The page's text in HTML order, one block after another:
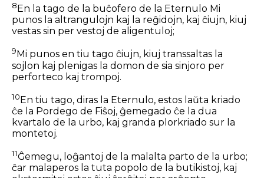
8 En la tago de la buĉofero de la Eternulo Mi
punos la altrangulojn kaj la reĝidojn, kaj ĉiujn, kiuj
vestas sin per vestoj de aligentuloj;
9 Mi punos en tiu tago ĉiujn, kiuj transsaltas la
sojlon kaj plenigas la domon de sia sinjoro per
perforteco kaj trompoj.
10En tiu tago, diras la Eternulo, estos laŭta kriado
ĉe la Pordego de Fiŝoj, ĝemegado ĉe la dua
kvartalo de la urbo, kaj granda plorkriado sur la
montetoj.
11Ĝemegu, loĝantoj de la malalta parto de la urbo;
ĉar malaperos la tuta popolo de la butikistoj, kaj